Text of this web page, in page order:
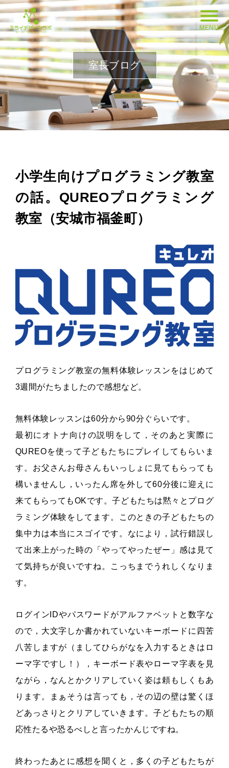
MENU
室長ブログ
小学生向けプログラミング教室
の話。QUREOプログラミング
教室（安城市福釜町）
プログラミング教室の無料体験レッスンをはじめて
3週間がたちましたので感想など。
無料体験レッスンは60分から90分ぐらいです。
最初にオトナ向けの説明をして，そのあと実際に
QUREOを使って子どもたちにプレイしてもらいま
す。お父さんお母さんもいっしょに見てもらっても
構いませんし，いったん席を外して60分後に迎えに
来てもらってもOKです。子どもたちは黙々とプログ
ラミング体験をしてます。このときの子どもたちの
集中力は本当にスゴイです。なにより，試行錯誤し
て出来上がった時の「やってやったぜー」感は見て
て気持ちが良いですね。こっちまでうれしくなりま
す。
ログインIDやパスワードがアルファベットと数字な
ので，大文字しか書かれていないキーボードに四苦
八苦しますが（ましてひらがなを入力するときはロ
ーマ字ですし！），キーボード表やローマ字表を見
ながら，なんとかクリアしていく姿は頼もしくもあ
ります。まぁそうは言っても，その辺の壁は驚くほ
どあっさりとクリアしていきます。子どもたちの順
応性たるや恐るべしと言ったかんじですね。
終わったあとに感想を聞くと，多くの子どもたちが